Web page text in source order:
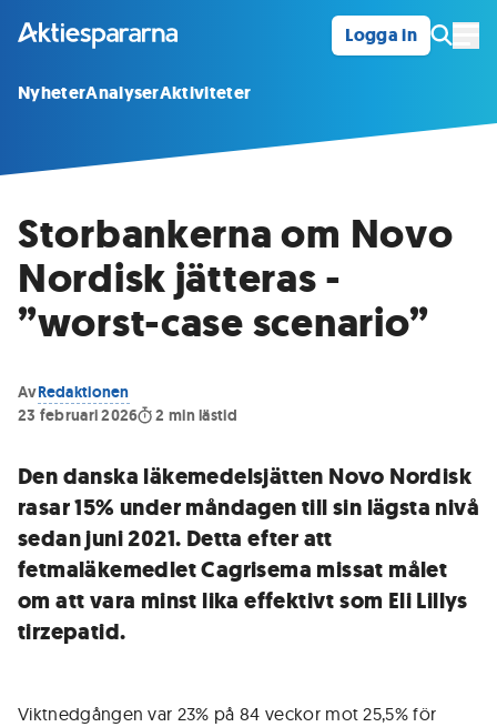
Logga in
NyheterAnalyserAktiviteter
Storbankerna om Novo
Nordisk jätteras -
”worst-case scenario”
AvRedaktionen
23 februari 2026
2 min lästid
Den danska läkemedelsjätten Novo Nordisk
rasar 15% under måndagen till sin lägsta nivå
sedan juni 2021. Detta efter att
fetmaläkemedlet Cagrisema missat målet
om att vara minst lika effektivt som Eli Lillys
tirzepatid.
Viktnedgången var 23% på 84 veckor mot 25,5% för